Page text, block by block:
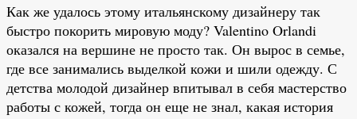
Как же удалось этому итальянскому дизайнеру так
быстро покорить мировую моду? Valentino Orlandi
оказался на вершине не просто так. Он вырос в семье,
где все занимались выделкой кожи и шили одежду. С
детства молодой дизайнер впитывал в себя мастерство
работы с кожей, тогда он еще не знал, какая история